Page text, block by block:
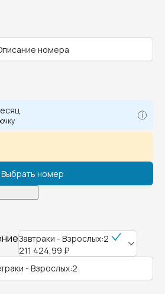
номера
Выбрать номер
Завтраки - Взрослых:2
211 424,99 ₽
- Взрослых:2